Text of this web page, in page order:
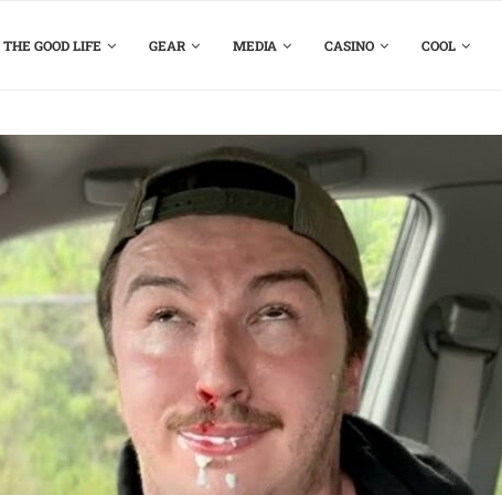
THE GOOD LIFE GEAR MEDIA CASINO COOL